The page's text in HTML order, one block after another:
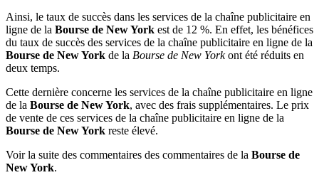
Ainsi, le taux de succès dans les services de la chaîne publicitaire en
ligne de la Bourse de New York est de 12 %. En effet, les bénéfices
du taux de succès des services de la chaîne publicitaire en ligne de la
Bourse de New York de la Bourse de New Yorkont été réduits en
deux temps.
Cette dernière concerne les services de la chaîne publicitaire en ligne
de la Bourse de New York, avec des frais supplémentaires. Le prix
de vente de ces services de la chaîne publicitaire en ligne de la
Bourse de New York reste élevé.
Voir la suite des commentaires des commentaires de la Bourse de
New York.